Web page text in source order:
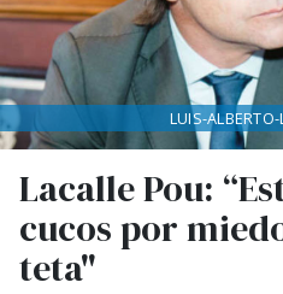
Lacalle Pou:
cucos por
teta"
LUIS-